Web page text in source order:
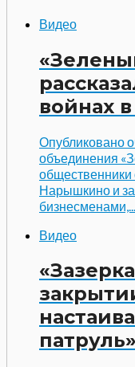
Видео
войнах
Опубликовано
объединения
общественники
Нарышкино и
бизнесменами,...
Видео
патруль»